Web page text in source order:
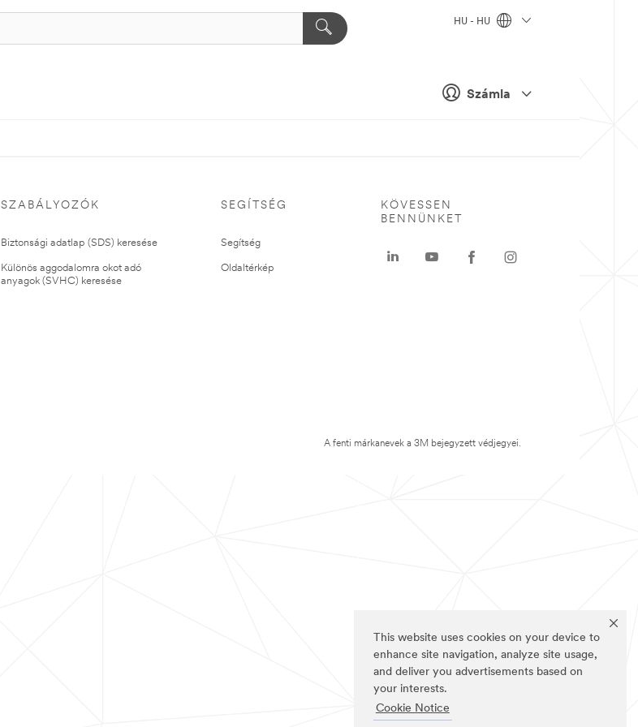
This website uses cookies on your device to
enhance site navigation, analyze site usage,
and deliver you advertisements based on
your interests.
Cookie Notice
Számla
HU - HU
SZABÁLYOZÓK
Biztonsági adatlap (SDS) keresése
Különös aggodalomra okot adó
anyagok (SVHC) keresése
SEGÍTSÉG
Segítség
Oldaltérkép
KÖVESSEN
BENNÜNKET
A fenti márkanevek a 3M bejegyzett védjegyei.